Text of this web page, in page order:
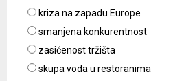
kriza na zapadu Europe
smanjena konkurentnost
zasićenost tržišta
skupa voda u restoranima